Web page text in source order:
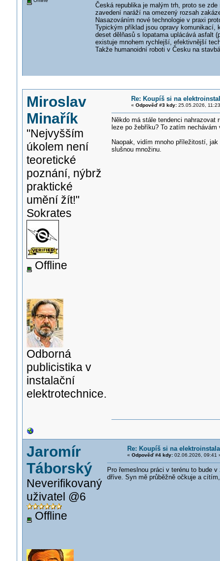
Česká republika je malým trh, proto se
zavedení naráží na omezený rozsah
Nasazováním nové technologie v praxi
Typickým příklad jsou opravy komunikací,
deset dělňasů s lopatama uplácává asfalt
existuje mnohem rychlejší, efektivnější
Takže humanoidní roboti v Česku na
Miroslav
Minařík
"Nejvyšším
úkolem není
teoretické
poznání, nýbrž
praktické
umění žít!"
Sokrates
Offline
Odborná
publicistika v
instalační
elektrotechnice.
Re: Koupíš si na
« Odpověď #3 kdy:25.05.2026,
Někdo má stále tendenci
leze po žebříku? To zatím
Naopak, vidím mnoho příležitostí, jak
slušnou množinu.
Jaromír
Táborský
Neverifikovaný
uživatel @6
Offline
Re: Koupíš si na
« Odpověď #4 kdy:02.06.2026, 09:41
Pro řemeslnou práci v terénu to bude
dříve. Syn mě průběžně očkuje a